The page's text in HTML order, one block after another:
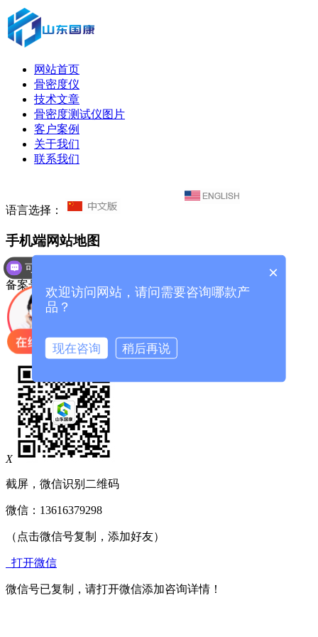
网站首页
骨密度仪
技术文章
骨密度测试仪图片
客户案例
关于我们
联系我们
语言选择：
手机端网站地图
山东国康电子科技有限公司 版权所有
备案号：鲁ICP备16021555号-19
网站首页
咨询客服
X
截屏，微信识别二维码
微信： 13616379298
（点击微信号复制，添加好友）
打开微信
微信号已复制，请打开微信添加咨询详情！
×
欢迎访问网站，请问需要咨询哪款产
品？
现在咨询 稍后再说